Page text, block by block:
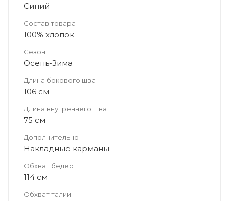
Синий
Состав товара
100% хлопок
Сезон
Осень-Зима
Длина бокового шва
106 см
Длина внутреннего шва
75 см
Дополнительно
Накладные карманы
Обхват бедер
114 см
Обхват талии